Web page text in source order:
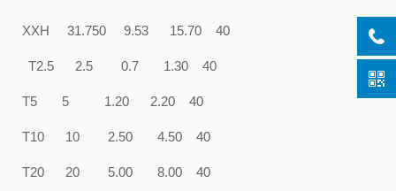
XXH 31.750 9.53 15.70 40
T2.5 2.5 0.7 1.30 40
T5 5 1.20 2.20 40
T10 10 2.50 4.50 40
T20 20 5.00 8.00 40